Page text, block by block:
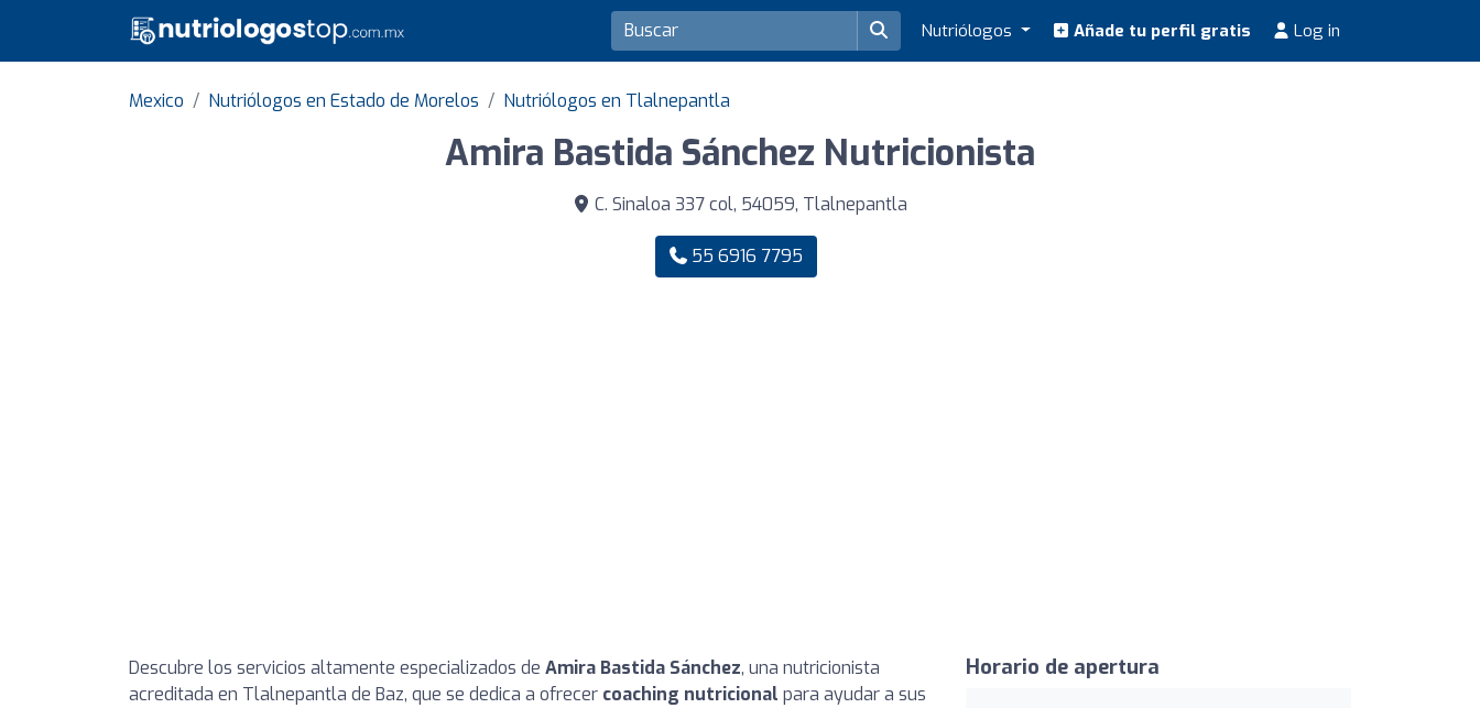
Nutriólogos Añade tu perfil gratis Log in
Mexico Nutriólogos en Estado de Morelos Nutriólogos en Tlalnepantla
Amira Bastida Sánchez Nutricionista
C. Sinaloa 337 col, 54059, Tlalnepantla
55 6916 7795
Descubre los servicios altamente especializados de Amira Bastida Sánchez, una nutricionista
acreditada en Tlalnepantla de Baz, que se dedica a ofrecer coaching nutricional para ayudar a sus
Horario de apertura